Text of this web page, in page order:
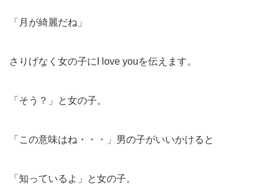
「月が綺麗だね」
さりげなく女の子にI love youを伝えます。
「そう？」と女の子。
「この意味はね・・・」男の子がいいかけると
「知っているよ」と女の子。